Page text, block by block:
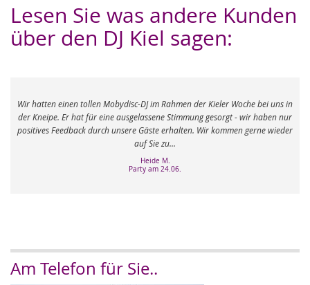
Lesen Sie was andere Kunden
über den DJ Kiel sagen:
einen tollen Mobydisc-DJ im Rahmen der Kieler Woche bei uns in
Er hat für eine ausgelassene Stimmung gesorgt - wir haben nur
durch unsere Gäste erhalten. Wir kommen gerne wieder
Party am 24.06.
Hallo :-)
Bestnote
Am Telefon für Sie..